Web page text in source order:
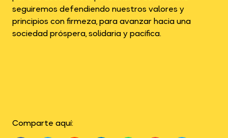
seguiremos defendiendo nuestros valores y
principios con firmeza, para avanzar hacia una
sociedad próspera, solidaria y pacífica.
Comparte aquí: